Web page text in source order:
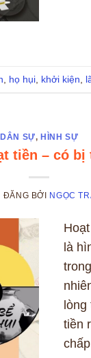
họ hụi khởi kiện
DÂN SỰ,HÌNH SỰ
tiền – có
ĐĂNG BỞI NGỌC
là
tiền